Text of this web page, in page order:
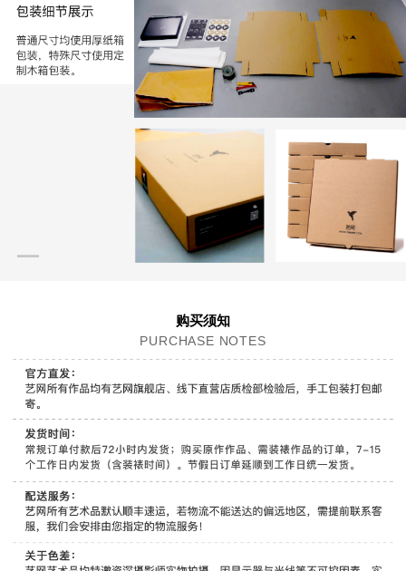
购买须知
PURCHASE NOTES